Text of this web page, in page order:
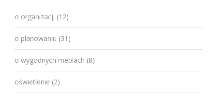
o organizacji (12)
o planowaniu (31)
o wygodnych meblach (8)
oświetlenie (2)